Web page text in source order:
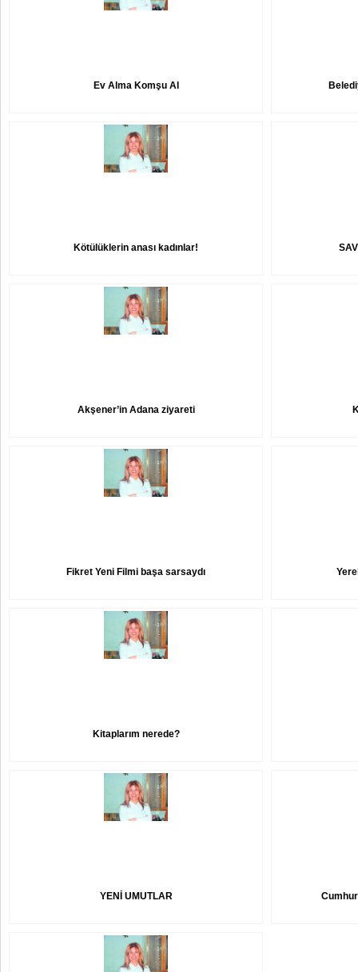
Ev Alma Komşu Al
Kötülüklerin anası kadınlar!
Akşener’in Adana ziyareti
Fikret Yeni Filmi başa sarsaydı
Kitaplarım nerede?
YENİ UMUTLAR